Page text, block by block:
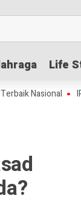
Life
Life
IPP